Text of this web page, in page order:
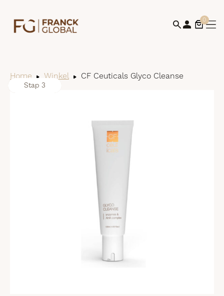
0
Home Winkel CF Ceuticals Glyco Cleanse
Stap 1
Stap 2
Stap 3